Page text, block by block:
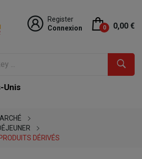
Register
Connexion
0 0,00 €
Unis
DÉRIVÉS